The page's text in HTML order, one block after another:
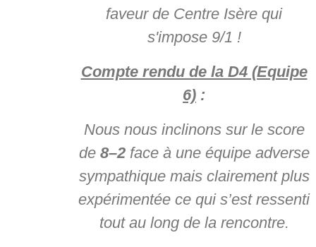
faveur de Centre Isère qui
s'impose 9/1 !
Compte rendu de la D4 (Equipe
6) :
Nous nous inclinons sur le score
de 8–2face à une équipe adverse
sympathique mais clairement plus
expérimentée ce qui s’est ressenti
tout au long de la rencontre.